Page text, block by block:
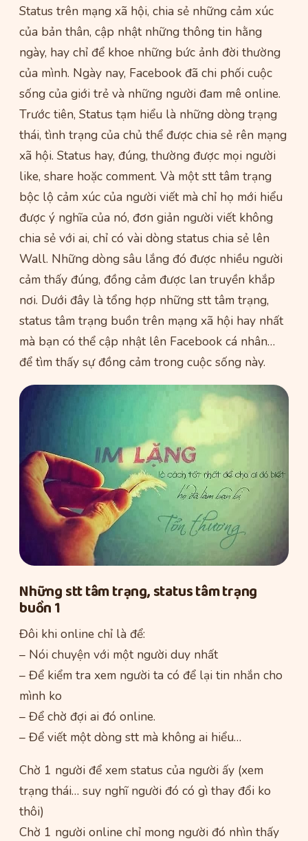
Status trên mạng xã hội, chia sẻ những cảm xúc
của bản thân, cập nhật những thông tin hằng
ngày, hay chỉ để khoe những bức ảnh đời thường
của mình. Ngày nay, Facebook đã chi phối cuộc
sống của giới trẻ và những người đam mê online.
Trước tiên, Status tạm hiểu là những dòng trạng
thái, tình trạng của chủ thể được chia sẻ rên mạng
xã hội. Status hay, đúng, thường được mọi người
like, share hoặc comment. Và một stt tâm trạng
bộc lộ cảm xúc của người viết mà chỉ họ mới hiểu
được ý nghĩa của nó, đơn giản người viết không
chia sẻ với ai, chỉ có vài dòng status chia sẻ lên
Wall. Những dòng sâu lắng đó được nhiều người
cảm thấy đúng, đồng cảm được lan truyền khắp
nơi. Dưới đây là tổng hợp những stt tâm trạng,
status tâm trạng buồn trên mạng xã hội hay nhất
mà bạn có thể cập nhật lên Facebook cá nhân…
để tìm thấy sự đồng cảm trong cuộc sống này.
Những stt tâm trạng, status tâm trạng
buồn 1
Đôi khi online chỉ là để:
– Nói chuyện với một người duy nhất
– Để kiểm tra xem người ta có để lại tin nhắn cho
mình ko
– Để chờ đợi ai đó online.
– Để viết một dòng stt mà không ai hiểu…
Chờ 1 người để xem status của người ấy (xem
trạng thái… suy nghĩ người đó có gì thay đổi ko
thôi)
Chờ 1 người online chỉ mong người đó nhìn thấy